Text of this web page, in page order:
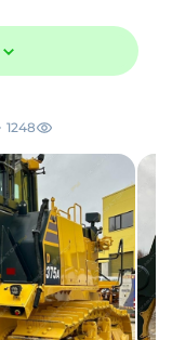
1248